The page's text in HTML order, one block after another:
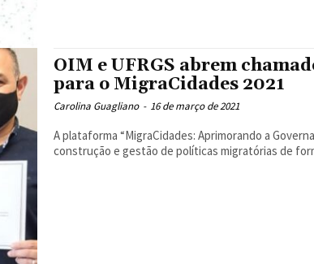
OIM e UFRGS abrem
para o MigraCidades 2021
Carolina Guagliano - 16 de março de 2021
A plataforma “MigraCidades: Aprimorando a
construção e gestão de políticas migratórias de